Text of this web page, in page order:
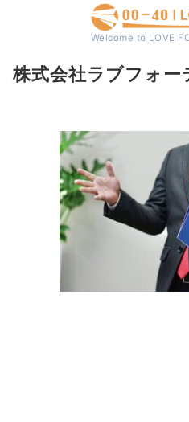
Welcome to LOVE
株式会社ラブフォー